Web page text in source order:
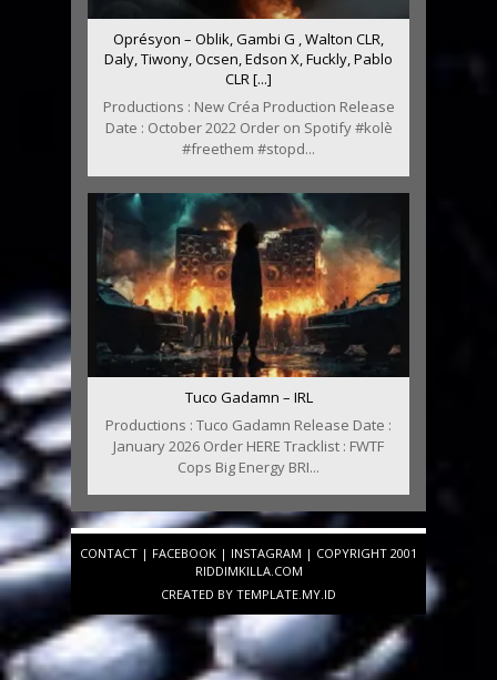
Oprésyon – Oblik, Gambi G , Walton CLR,
Daly, Tiwony, Ocsen, Edson X, Fuckly, Pablo
CLR [...]
Productions : New Créa Production Release
Date : October 2022 Order on Spotify #kolè
#freethem #stopd...
Tuco Gadamn – IRL
Productions : Tuco Gadamn Release Date :
January 2026 Order HERE Tracklist : FWTF
Cops Big Energy BRI...
CONTACT | FACEBOOK | INSTAGRAM | COPYRIGHT 2001
RIDDIMKILLA.COM
CREATED BY TEMPLATE.MY.ID